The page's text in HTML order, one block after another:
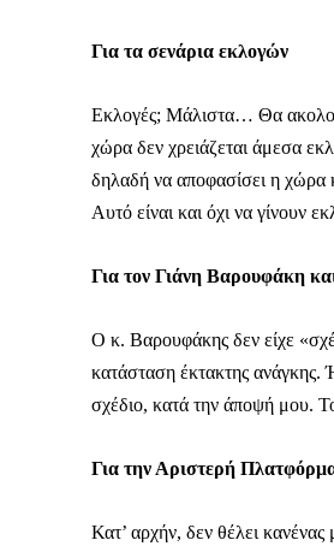
Για τα σενάρια εκλογών
Εκλογές; Μάλιστα… Θα
χώρα δεν χρειάζεται άμεσα
δηλαδή να αποφασίσει η χώρα
Αυτό είναι και όχι να γίνουν
Για τον Γιάνη Βαρουφάκη
Ο κ. Βαρουφάκης δεν είχε
κατάσταση έκτακτης ανάγκης.
σχέδιο, κατά την άποψή μου.
Για την Αριστερή
Κατ’ αρχήν, δεν θέλει